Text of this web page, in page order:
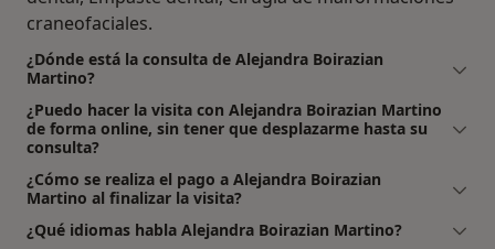
craneofaciales.
¿Dónde está la consulta de Alejandra Boirazian
Martino?
¿Puedo hacer la visita con Alejandra Boirazian Martino
de forma online, sin tener que desplazarme hasta su
consulta?
¿Cómo se realiza el pago a Alejandra Boirazian
Martino al finalizar la visita?
¿Qué idiomas habla Alejandra Boirazian Martino?